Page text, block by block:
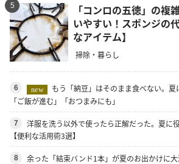
5
「コンロの五徳」の複
いやすい！スポンジの
なアイテム】
掃除・暮らし
6 new
もう「納豆」はそのまま食べない。
「ご飯が進む」「おつまみにも」
7
洋服を洗う以外で使ったら正解だった。夏に
【便利な活用術3選】
8
余った「結束バンド1本」が夏のお出かけに